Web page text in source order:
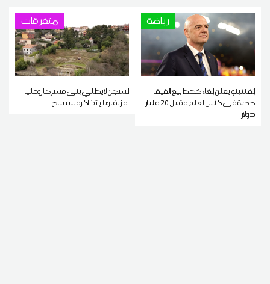
رياضة
إنفانتينو يعلن إلغاء خطط بيع الفيفا
حصة في كأس العالم مقابل 20 مليار
دولار
متفرقات
السجن لإيطالي بنى مسرحا رومانيا
مزيفا وباع تذاكره للسياح!